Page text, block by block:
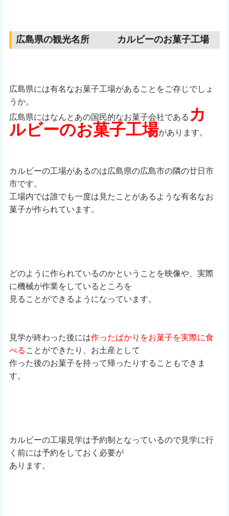
広島県の観光名所 カルビーのお菓子工場
広島県には有名なお菓子工場があることをご存じでしょ
うか。
広島県にはなんとあの国民的なお菓子会社である カ
ルビーのお菓子工場があります。
カルビーの工場があるのは広島県の広島市の隣の廿日市
市です。
工場内では誰でも一度は見たことがあるような有名なお
菓子が作られています。
どのように作られているのかということを映像や、実際
に機械が作業をしているところを
見ることができるようになっています。
見学が終わった後には作ったばかりをお菓子を実際に食
べる ことができたり、お土産として
作った後のお菓子を持って帰ったりすることもできま
す。
カルビーの工場見学は予約制となっているので見学に行
く前には予約をしておく必要が
あります。